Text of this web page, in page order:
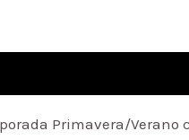
Primavera/Verano